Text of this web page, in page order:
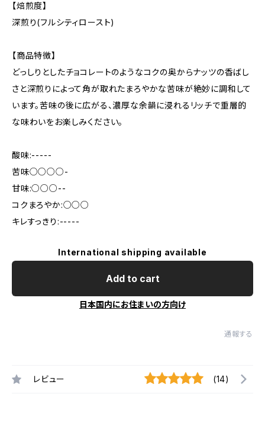
【焙煎度】
深煎り(フルシティロースト)
【商品特徴】
どっしりとしたチョコレートのようなコクの奥からナッツの香ばし
さと深煎りによって角が取れたまろやかな苦味が絶妙に調和して
います。苦味の後に広がる、濃厚な余韻に浸れるリッチで重層的
な味わいをお楽しみください。
酸味:-----
苦味○○○○-
甘味:○○○--
コクまろやか:○○○
キレすっきり:-----
International shipping available
Add to cart
日本国内にお住まいの方向け
通報する
レビュー (14)